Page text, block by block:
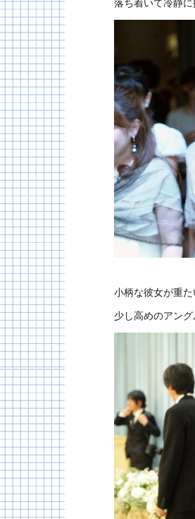
落ち着いて冷静
小柄な彼女が重た
少し高めのアン